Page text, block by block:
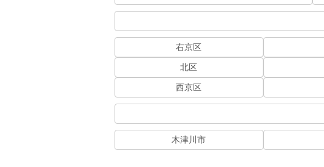
右京区
北区
西京区
木津川市